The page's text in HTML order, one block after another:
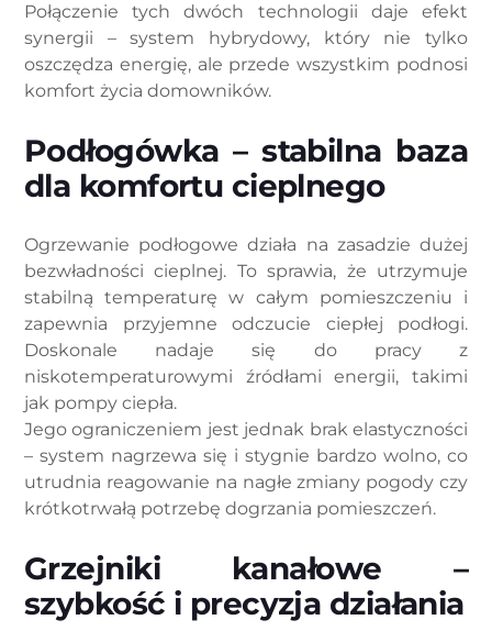
Połączenie tych dwóch technologii daje efekt
synergii – system hybrydowy, który nie tylko
oszczędza energię, ale przede wszystkim podnosi
komfort życia domowników.
Podłogówka – stabilna baza
dla komfortu cieplnego
Ogrzewanie podłogowe działa na zasadzie dużej
bezwładności cieplnej. To sprawia, że utrzymuje
stabilną temperaturę w całym pomieszczeniu i
zapewnia przyjemne odczucie ciepłej podłogi.
Doskonale nadaje się do pracy z
niskotemperaturowymi źródłami energii, takimi
jak pompy ciepła.
Jego ograniczeniem jest jednak brak elastyczności
– system nagrzewa się i stygnie bardzo wolno, co
utrudnia reagowanie na nagłe zmiany pogody czy
krótkotrwałą potrzebę dogrzania pomieszczeń.
Grzejniki kanałowe –
szybkość i precyzja działania